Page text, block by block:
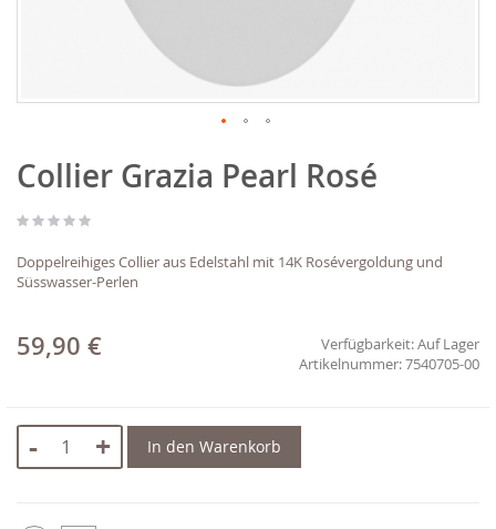
Anfang
der
springen
Collier Grazia Pearl Rosé
Doppelreihiges Collier aus Edelstahl mit 14K Rosévergoldung und
Süsswasser-Perlen
59,90 € Verfügbarkeit:Auf Lager
7540705-00
- + In den Warenkorb